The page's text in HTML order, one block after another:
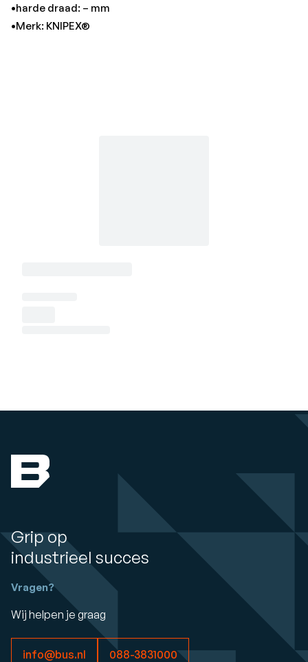
•harde draad: – mm
•Merk: KNIPEX®
Grip op
industrieel succes
Vragen?
Wij helpen je graag
info@bus.nl 088-3831000